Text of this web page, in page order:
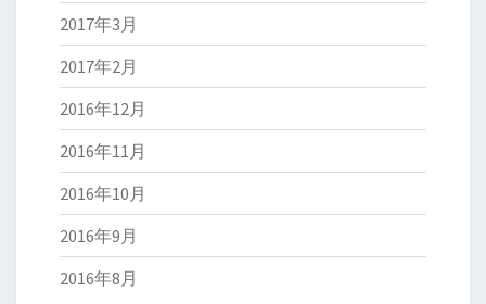
2017年3月
2017年2月
2016年12月
2016年11月
2016年10月
2016年9月
2016年8月